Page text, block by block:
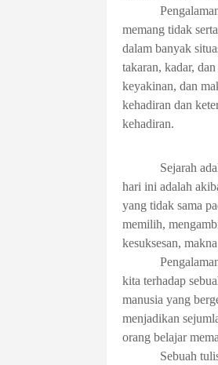
memang tidak
dalam banyak
takaran, kadar,
keyakinan, dan
kehadiran dan
kehadiran.
Sejarah
hari ini adalah
yang tidak sama
memilih,
kesuksesan,
kita terhadap
manusia yang
menjadikan
orang belajar
Sebuah